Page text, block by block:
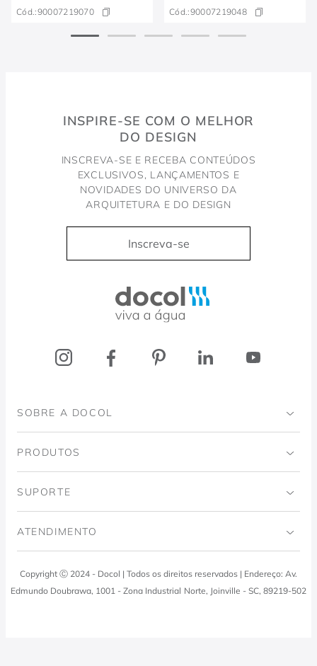
Cód.:90007219070 Cód.:90007219048
INSPIRE-SE COM O MELHOR
DO DESIGN
INSCREVA-SE E RECEBA CONTEÚDOS
EXCLUSIVOS, LANÇAMENTOS E
NOVIDADES DO UNIVERSO DA
ARQUITETURA E DO DESIGN
Inscreva-se
SOBRE A DOCOL
Institucional
Trabalhe Conosco
Viva Docol
PRODUTOS
Banheiro
Instalações hidraulicas
SUPORTE
Código de Ética
Profissionais
ATENDIMENTO
Docol Responde
Copyright Ⓒ 2024 - Docol | Todos os direitos reservados | Endereço: Av.
Edmundo Doubrawa, 1001 - Zona Industrial Norte, Joinville - SC, 89219-502